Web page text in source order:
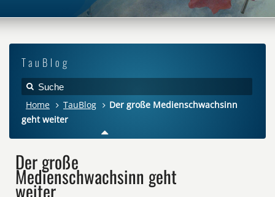
TauBlog
Home TauBlog
Der große Medienschwachsinn
geht weiter
Der große
Medienschwachsinn geht
weiter